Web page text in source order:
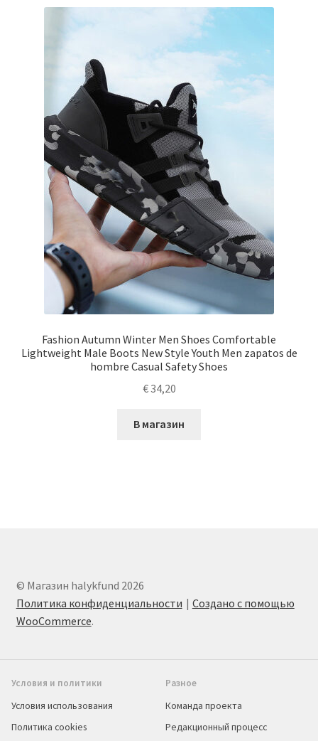
Fashion Autumn Winter Men Shoes Comfortable
Lightweight Male Boots New Style Youth Men zapatos de
hombre Casual Safety Shoes
€34,20
В магазин
© Магазин halykfund 2026
Политика конфиденциальности
Создано с помощью
WooCommerce.
Условия и политики
Условия использования
Политика cookies
Разное
Команда проекта
Редакционный процесс